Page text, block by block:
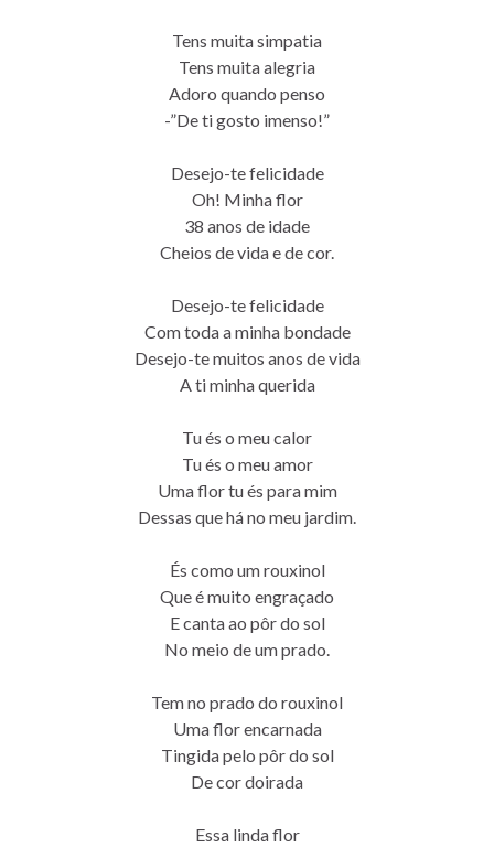
Tens muita simpatia
Tens muita alegria
Adoro quando penso
-”De ti gosto imenso!”
Desejo-te felicidade
Oh! Minha flor
38 anos de idade
Cheios de vida e de cor.
Desejo-te felicidade
Com toda a minha bondade
Desejo-te muitos anos de vida
A ti minha querida
Tu és o meu calor
Tu és o meu amor
Uma flor tu és para mim
Dessas que há no meu jardim.
És como um rouxinol
Que é muito engraçado
E canta ao pôr do sol
No meio de um prado.
Tem no prado do rouxinol
Uma flor encarnada
Tingida pelo pôr do sol
De cor doirada
Essa linda flor